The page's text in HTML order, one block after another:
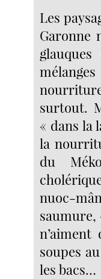
Les
Garonne
surtout.
« dans la
la
du
nuoc-
saumure,
soupes
les bacs…